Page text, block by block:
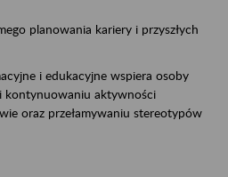
planowania kariery i przyszłych
i edukacyjne wspiera osoby
kontynuowaniu aktywności
oraz przełamywaniu stereotypów